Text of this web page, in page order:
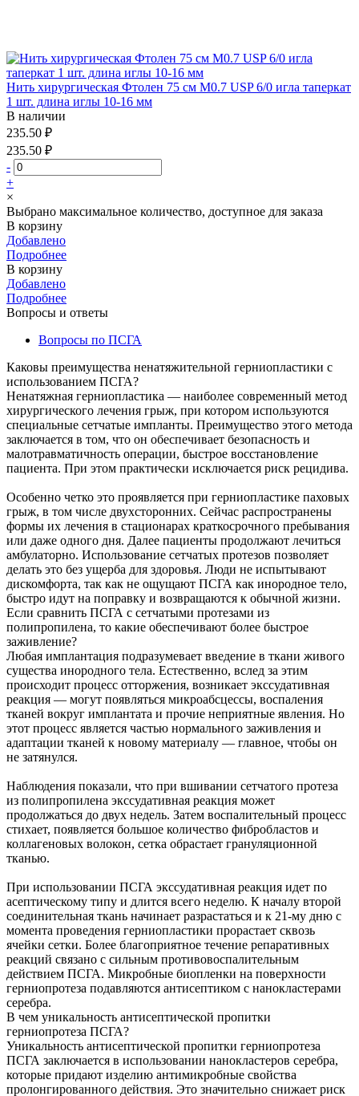
Нить хирургическая Фтолен 75 см М0.7 USP 6/0 игла таперкат
1 шт. длина иглы 10-16 мм
В наличии
235.50 ₽
235.50 ₽
-
+
×
Выбрано максимальное количество, доступное для заказа
В корзину
Добавлено
Подробнее
В корзину
Добавлено
Подробнее
Вопросы и ответы
Вопросы по ПСГА
Каковы преимущества ненатяжительной герниопластики с
использованием ПСГА?
Ненатяжная герниопластика — наиболее современный метод
хирургического лечения грыж, при котором используются
специальные сетчатые импланты. Преимущество этого метода
заключается в том, что он обеспечивает безопасность и
малотравматичность операции, быстрое восстановление
пациента. При этом практически исключается риск рецидива.
Особенно четко это проявляется при герниопластике паховых
грыж, в том числе двухсторонних. Сейчас распространены
формы их лечения в стационарах краткосрочного пребывания
или даже одного дня. Далее пациенты продолжают лечиться
амбулаторно. Использование сетчатых протезов позволяет
делать это без ущерба для здоровья. Люди не испытывают
дискомфорта, так как не ощущают ПСГА как инородное тело,
быстро идут на поправку и возвращаются к обычной жизни.
Если сравнить ПСГА с сетчатыми протезами из
полипропилена, то какие обеспечивают более быстрое
заживление?
Любая имплантация подразумевает введение в ткани живого
существа инородного тела. Естественно, вслед за этим
происходит процесс отторжения, возникает экссудативная
реакция — могут появляться микроабсцессы, воспаления
тканей вокруг имплантата и прочие неприятные явления. Но
этот процесс является частью нормального заживления и
адаптации тканей к новому материалу — главное, чтобы он
не затянулся.
Наблюдения показали, что при вшивании сетчатого протеза
из полипропилена экссудативная реакция может
продолжаться до двух недель. Затем воспалительный процесс
стихает, появляется большое количество фибробластов и
коллагеновых волокон, сетка обрастает грануляционной
тканью.
При использовании ПСГА экссудативная реакция идет по
асептическому типу и длится всего неделю. К началу второй
соединительная ткань начинает разрастаться и к 21-му дню с
момента проведения герниопластики прорастает сквозь
ячейки сетки. Более благоприятное течение репаративных
реакций связано с сильным противовоспалительным
действием ПСГА. Микробные биопленки на поверхности
герниопротеза подавляются антисептиком с нанокластерами
серебра.
В чем уникальность антисептической пропитки
герниопротеза ПСГА?
Уникальность антисептической пропитки герниопротеза
ПСГА заключается в использовании нанокластеров серебра,
которые придают изделию антимикробные свойства
пролонгированного действия. Это значительно снижает риск